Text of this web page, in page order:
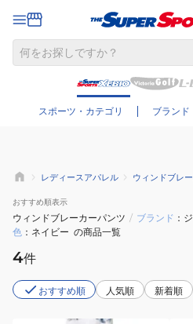
スポーツ・カテゴリ ブランド
さらに絞
レディースアパレル ウィンドブレ
おすすめ順表示
ウィンドブレーカーパンツ / ブランド
色
ネイビー の商品一覧
4件
おすすめ順 人気順 新着順